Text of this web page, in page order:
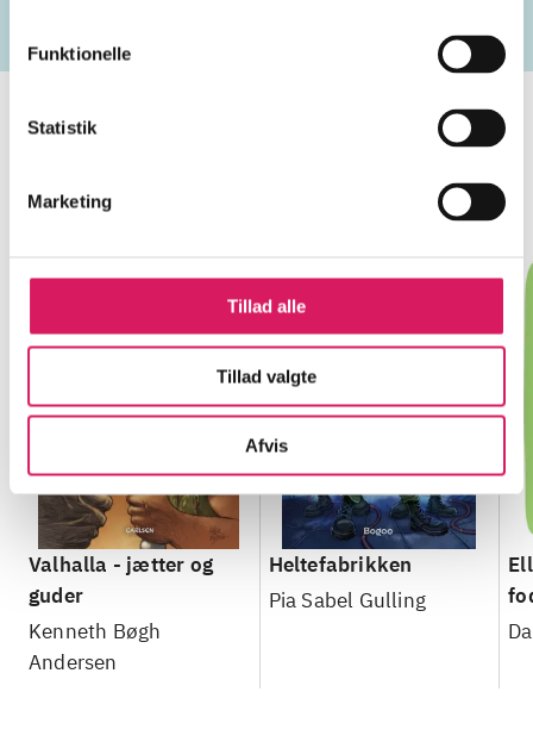
Funktionelle
Statistik
Marketing
Tillad alle
Tillad valgte
Afvis
Minder om
Valhalla - jætter og
guder
Kenneth Bøgh
Andersen
Heltefabrikken
Pia Sabel Gulling